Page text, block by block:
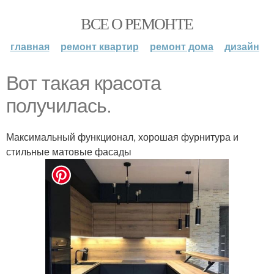
ВСЕ О РЕМОНТЕ
главная ремонт квартир ремонт дома дизайн
Вот такая красота
получилась.
Максимальный функционал, хорошая фурнитура и
стильные матовые фасады